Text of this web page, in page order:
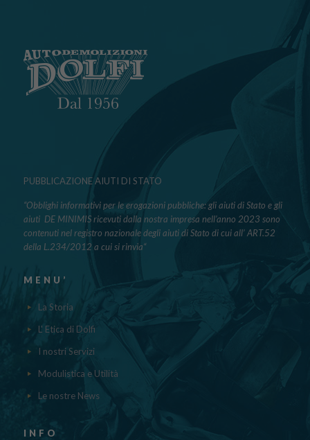
PUBBLICAZIONE AIUTI DI STATO
“Obblighi informativi per le erogazioni pubbliche: gli aiuti di Stato e gli
aiuti DE MINIMIS ricevuti dalla nostra impresa nell’anno 2023 sono
contenuti nel registro nazionale degli aiuti di Stato di cui all’ ART.52
della L.234/2012 a cui si rinvia“
MENU’
La Storia
L' Etica di Dolfi
I nostri Servizi
Modulistica e Utilità
Le nostre News
INFO